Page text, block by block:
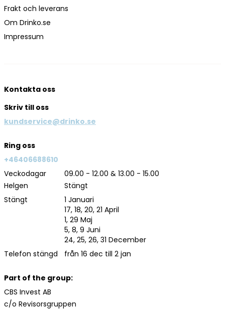
Frakt och leverans
Om Drinko.se
Impressum
Kontakta oss
Skriv till oss
kundservice@drinko.se
Ring oss
+46406688610
Veckodagar
09.00 - 12.00 & 13.00 - 15.00
Helgen
Stängt
Stängt
Telefon stängd
1 Januari
17, 18, 20, 21 April
1, 29 Maj
5, 8, 9 Juni
24, 25, 26, 31 December
från 16 dec till 2 jan
Part of the group:
CBS Invest AB
c/o Revisorsgruppen